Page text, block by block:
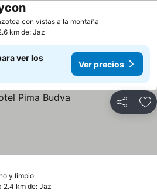
con vistas a la montaña
Ver precios
km de: Jaz
ver los
Ver precios
Compartir
y limpioVer precios
2.4 km de: Jaz